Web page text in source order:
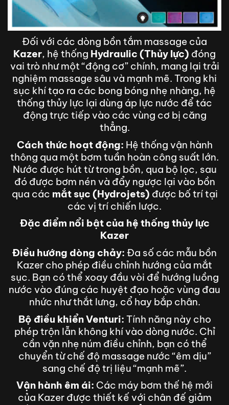
Đối với các dòng bồn tắm massage của
Kazer, hệ thống Hydraulic (Thủy lực) đóng
vai trò như một “động cơ” chính, mang lại trải
nghiệm massage sâu và mạnh mẽ. Trong khi
sục khí tạo ra các bong bóng nhẹ nhàng, hệ
thống thủy lực lại dùng áp lực nước để tác
động trực tiếp vào các vùng cơ bị căng
thẳng.
Cách thức hoạt động: Hệ thống vận hành
thông qua một bơm tuần hoàn công suất lớn.
Nước được hút từ trong bồn, qua bộ lọc, sau
đó được bơm nén và đẩy ngược lại vào bồn
qua các mắt sục (Hydrojets) được bố trí tại
các vị trí chiến lược.
Đặc điểm nổi bật của hệ thống thủy lực
Kazer
Điều hướng dòng chảy: Đa số các mẫu bồn
Kazer cho phép điều chỉnh hướng của mắt
sục. Bạn có thể xoay đầu vòi để hướng luồng
nước vào đúng các huyệt đạo hoặc vùng đau
nhức như thắt lưng, cổ hay bắp chân.
Bộ điều khiển Venturi: Tính năng này cho
phép trộn lẫn không khí vào dòng nước. Chỉ
cần vặn nhẹ núm điều chỉnh, bạn có thể
chuyển từ chế độ massage nước “êm dịu”
sang chế độ trị liệu “mạnh mẽ”.
Vận hành êm ái: Các máy bơm thế hệ mới
của Kazer được thiết kế với chân đế giảm